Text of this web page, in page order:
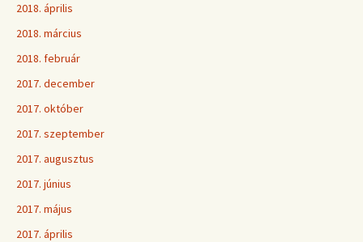
2018. április
2018. március
2018. február
2017. december
2017. október
2017. szeptember
2017. augusztus
2017. június
2017. május
2017. április